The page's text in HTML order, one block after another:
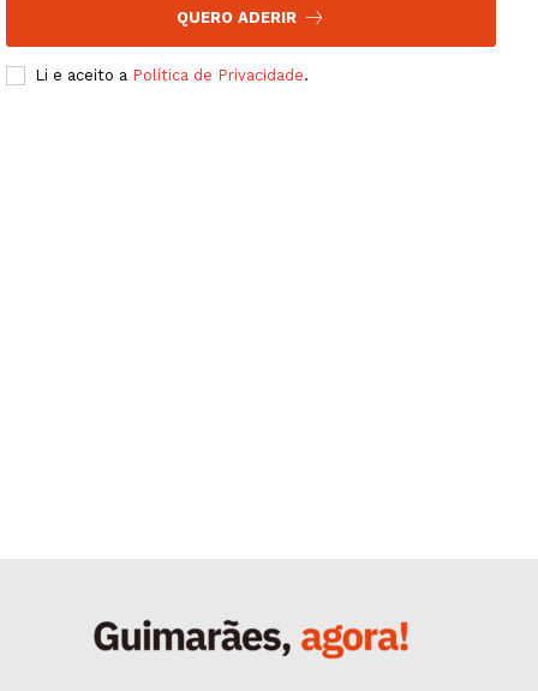
QUERO ADERIR
Li e aceito a Política de Privacidade.